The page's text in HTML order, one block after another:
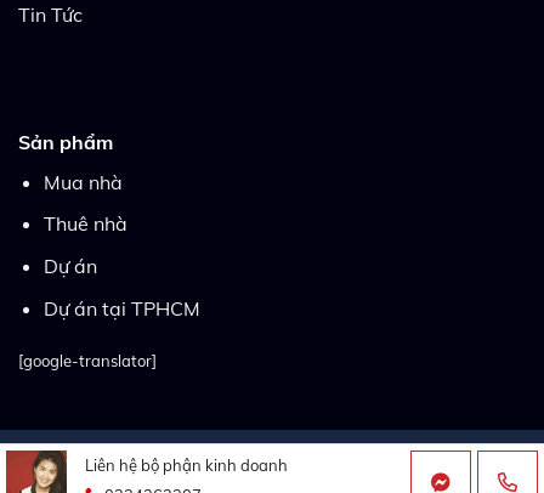
Tin Tức
Sản phẩm
Mua nhà
Thuê nhà
Dự án
Dự án tại TPHCM
[google-translator]
Copyright 2026 © Thietkewebsitebatdongsan.com.vn| Thiết
Liên hệ bộ phận kinh doanh